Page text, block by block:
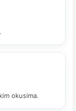
okusima.